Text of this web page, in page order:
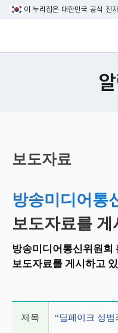
이 누리집은 대한민국 공식 전
방송미디어통
시
작
보도자료
방송미디어통
보도자료를
방송미디어통신위원회
보도자료를 게시하고
제목 “딥페이크 성범